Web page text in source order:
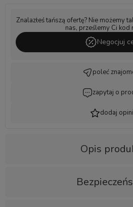
Znalazłeś tańszą ofertę? Nie możemy
nas, prześlemy Ci kod
Negocjuj
poleć
zapytaj o
dodaj
Opis